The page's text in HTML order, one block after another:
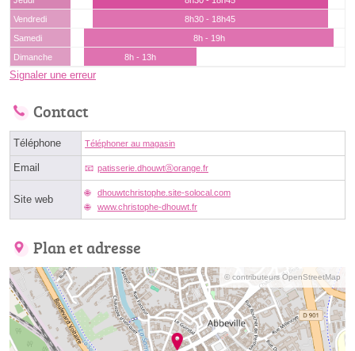
Vendredi
8h30 - 18h45
Samedi
8h - 19h
Dimanche
8h - 13h
Signaler une erreur
Contact
Téléphone Téléphoner au magasin
Email patisserie.dhouwtⓐorange.fr
Site web
dhouwtchristophe.site-solocal.com
www.christophe-dhouwt.fr
Plan et adresse
© contributeurs OpenStreetMap